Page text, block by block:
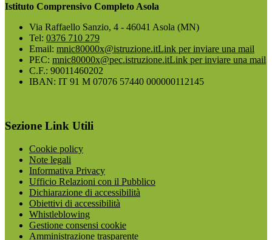
Istituto Comprensivo Completo Asola
Via Raffaello Sanzio, 4 - 46041 Asola (MN)
Tel: 0376 710 279
Email: mnic80000x@istruzione.itLink per inviare una mail
PEC: mnic80000x@pec.istruzione.itLink per inviare una mail
C.F.: 90011460202
IBAN: IT 91 M 07076 57440 000000112145
Sezione Link Utili
Cookie policy
Note legali
Informativa Privacy
Ufficio Relazioni con il Pubblico
Dichiarazione di accessibilità
Obiettivi di accessibilità
Whistleblowing
Gestione consensi cookie
Amministrazione trasparente